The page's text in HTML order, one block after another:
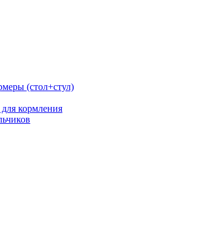
(стол+стул)
кормления